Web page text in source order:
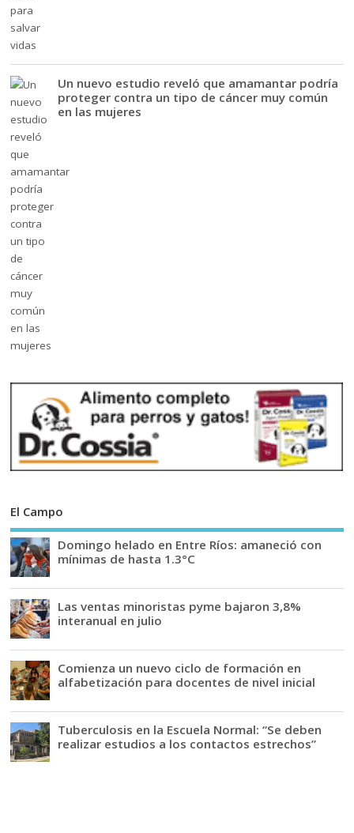
Un nuevo estudio reveló que amamantar podría
proteger contra un tipo de cáncer muy común
en las mujeres
El Campo
Domingo helado en Entre Ríos: amaneció con
mínimas de hasta 1.3°C
Las ventas minoristas pyme bajaron 3,8%
interanual en julio
Comienza un nuevo ciclo de formación en
alfabetización para docentes de nivel inicial
Tuberculosis en la Escuela Normal: “Se deben
realizar estudios a los contactos estrechos”